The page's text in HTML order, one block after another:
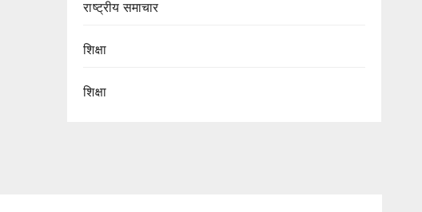
राष्ट्रीय समाचार
शिक्षा
शिक्षा